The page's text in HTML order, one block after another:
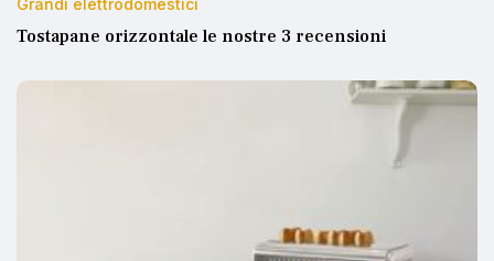
Grandi elettrodomestici
Tostapane orizzontale le nostre 3 recensioni